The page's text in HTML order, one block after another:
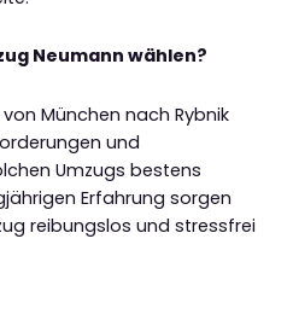
Neumann wählen?
München nach Rybnik
und
Umzugs bestens
Erfahrung sorgen
reibungslos und stressfrei